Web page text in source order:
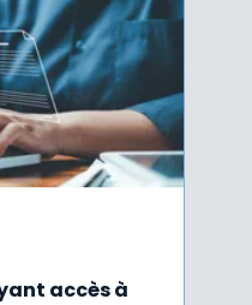
accès à